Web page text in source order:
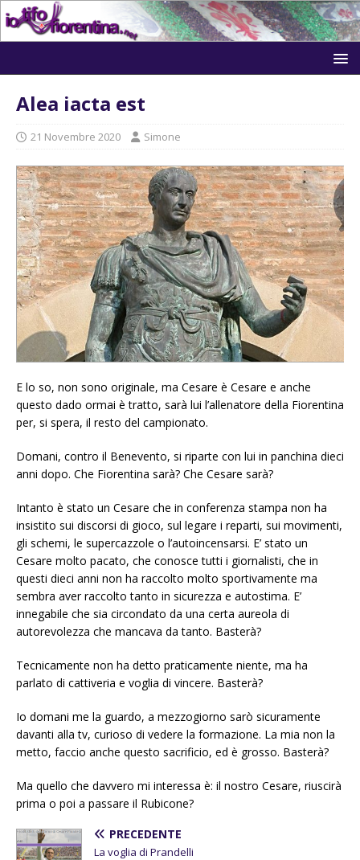
Alea iacta est
21 Novembre 2020 Simone
E lo so, non sono originale, ma Cesare è Cesare e anche
questo dado ormai è tratto, sarà lui l’allenatore della Fiorentina
per, si spera, il resto del campionato.
Domani, contro il Benevento, si riparte con lui in panchina dieci
anni dopo. Che Fiorentina sarà? Che Cesare sarà?
Intanto è stato un Cesare che in conferenza stampa non ha
insistito sui discorsi di gioco, sul legare i reparti, sui movimenti,
gli schemi, le supercazzole o l’autoincensarsi. E’ stato un
Cesare molto pacato, che conosce tutti i giornalisti, che in
questi dieci anni non ha raccolto molto sportivamente ma
sembra aver raccolto tanto in sicurezza e autostima. E’
innegabile che sia circondato da una certa aureola di
autorevolezza che mancava da tanto. Basterà?
Tecnicamente non ha detto praticamente niente, ma ha
parlato di cattiveria e voglia di vincere. Basterà?
Io domani me la guardo, a mezzogiorno sarò sicuramente
davanti alla tv, curioso di vedere la formazione. La mia non la
metto, faccio anche questo sacrificio, ed è grosso. Basterà?
Ma quello che davvero mi interessa è: il nostro Cesare, riuscirà
prima o poi a passare il Rubicone?
PRECEDENTE
La voglia di Prandelli